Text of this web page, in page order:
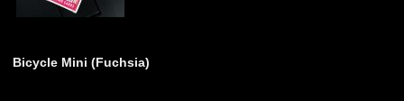
Bicycle Mini (Fuchsia)